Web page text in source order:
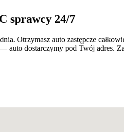
sprawcy 24/7
Otrzymasz auto zastępcze
auto dostarczymy pod Twój